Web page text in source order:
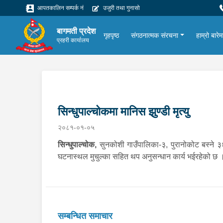
आपतकालिन सम्पर्क नं उजुरी तथा गुनासो
बागमती प्रदेश
प्रहरी कार्यालय
गृहपृष्ठ संगठनात्मक संरचना हाम्रो
सिन्धुपाल्चोकमा मानिस झुण्डी मृत्यु
२०८१-०१-०५
सिन्धुपाल्चोक, सुनकोशी गाउँपालिका-३, पुरानोकोट बस्ने
घटनास्थल मुचुल्का सहित थप अनुसन्धान कार्य भईरहेको छ ।
सम्बन्धित समाचार